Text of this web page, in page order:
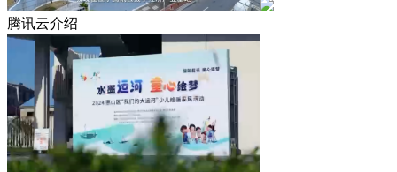
腾讯云介绍